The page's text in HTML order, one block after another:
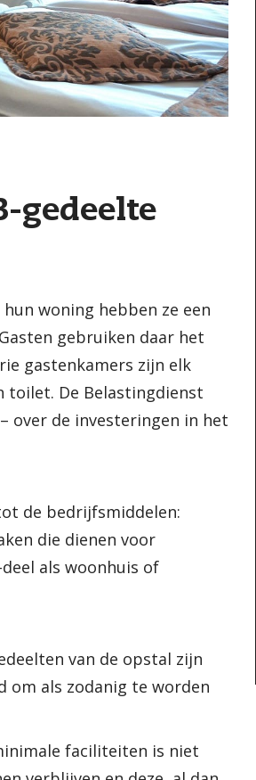
gedeelte
woning hebben ze een
gebruiken daar het
gastenkamers zijn elk
toilet. De Belastingdienst
over de investeringen in het
de bedrijfsmiddelen:
die dienen voor
als woonhuis of
van de opstal zijn
om als zodanig te worden
faciliteiten is niet